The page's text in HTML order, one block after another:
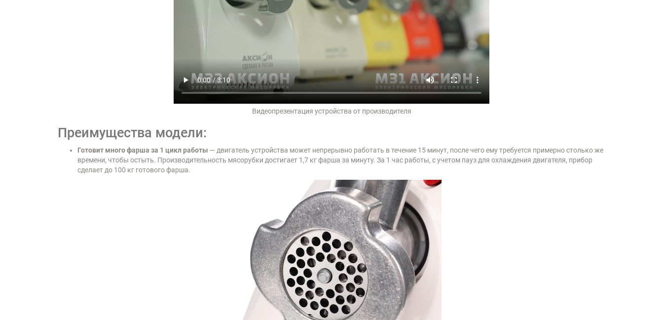
Видеопрезентация устройства от производителя
Преимущества модели:
Готовит много фарша за 1 цикл работы — двигатель устройства может непрерывно работать в течение 15 минут, после чего ему требуется примерно столько же
времени, чтобы остыть. Производительность мясорубки достигает 1,7 кг фарша за минуту. За 1 час работы, с учетом пауз для охлаждения двигателя, прибор
сделает до 100 кг готового фарша.